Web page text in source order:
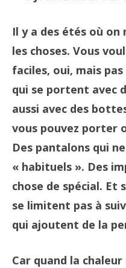
Il y a des étés où
les choses. Vous
faciles, oui, mais
qui se portent avec
aussi avec des
vous pouvez porter
Des pantalons qui
« habituels ». Des
chose de spécial. Et
se limitent pas à
qui ajoutent de la
Car quand la